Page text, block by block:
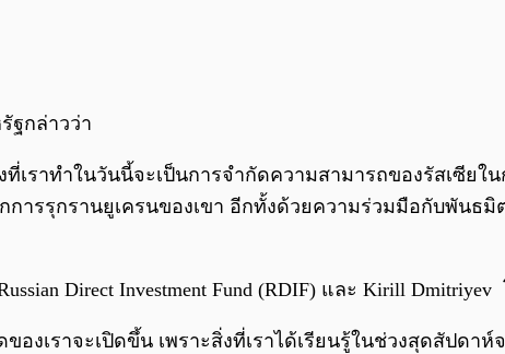
ฐกล่าวว่า
เราทำในวันนี้จะเป็นการจำกัดความสามารถของรัสเซีย
ารรุกรานยูเครนของเขา อีกทั้งด้วยความร่วมมือกับพันธ
Direct Investment Fund (RDIF) และ Kirill
องเราจะเปิดขึ้น เพราะสิ่งที่เราได้เรียนรู้ในช่วงสุดสัปดา